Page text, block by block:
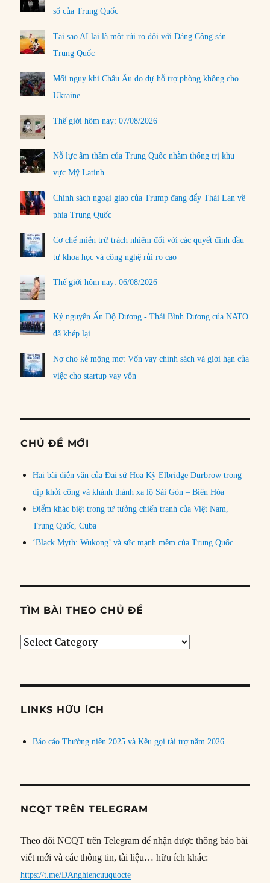
số của Trung Quốc
Tại sao AI lại là một rủi ro đối với Đảng Cộng sản
Trung Quốc
Mối nguy khi Châu Âu do dự hỗ trợ phòng không cho
Ukraine
Thế giới hôm nay: 07/08/2026
Nỗ lực âm thầm của Trung Quốc nhằm thống trị khu
vực Mỹ Latinh
Chính sách ngoại giao của Trump đang đẩy Thái Lan về
phía Trung Quốc
Cơ chế miễn trừ trách nhiệm đối với các quyết định đầu
tư khoa học và công nghệ rủi ro cao
Thế giới hôm nay: 06/08/2026
Kỷ nguyên Ấn Độ Dương - Thái Bình Dương của NATO
đã khép lại
Nợ cho kẻ mộng mơ: Vốn vay chính sách và giới hạn của
việc cho startup vay vốn
CHỦ ĐỀ MỚI
Hai bài diễn văn của Đại sứ Hoa Kỳ Elbridge Durbrow trong
dịp khởi công và khánh thành xa lộ Sài Gòn – Biên Hòa
Điểm khác biệt trong tư tưởng chiến tranh của Việt Nam,
Trung Quốc, Cuba
‘Black Myth: Wukong’ và sức mạnh mềm của Trung Quốc
TÌM BÀI THEO CHỦ ĐỀ
Tìm
đề
LINKS HỮU ÍCH
Báo cáo Thường niên 2025 và Kêu gọi tài trợ năm 2026
NCQT TRÊN TELEGRAM
Theo dõi NCQT trên Telegram để nhận được thông báo bài
viết mới và các thông tin, tài liệu… hữu ích khác:
https://t.me/DAnghiencuuquocte